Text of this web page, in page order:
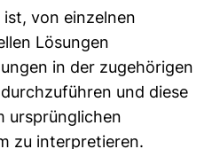
von einzelnen
Lösungen
in der zugehörigen
und diese
ursprünglichen
zu interpretieren.